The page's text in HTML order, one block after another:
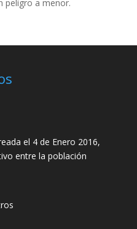
peligro a menor.
el 4 de Enero 2016,
entre la población